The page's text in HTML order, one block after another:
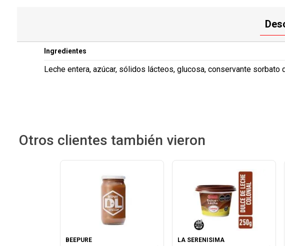
Ingredientes
Leche entera, azúcar, sólidos lácteos, glucosa, conservante
Otros clientes también vieron
BEEPURE
LA SERENISIMA